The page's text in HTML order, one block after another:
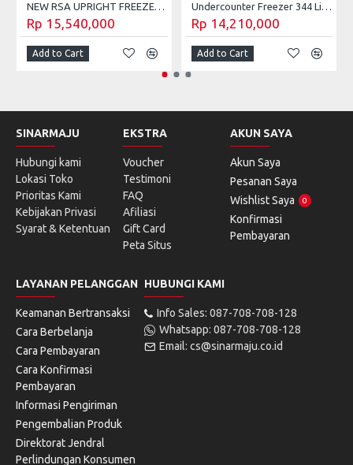
NEW RSA UPRIGHT FREEZER XRF-500-2D
Rp 15,540,000
Add to Cart
Undercounter Freezer 344 Liter RSA XCF-150-2D
Rp 14,210,000
Add to Cart
SINARMAJU
Hubungi kami
Lokasi Toko
Prioritas Kami
Kebijakan Privasi
Syarat & Ketentuan
EKSTRA
Voucher
Testimoni
FAQ
Afiliasi
Gift Card
Peta Situs
AKUN SAYA
Akun Saya
Pesanan Saya
Wishlist Saya
0
Konfirmasi
Pembayaran
LAYANAN PELANGGAN
Keamanan Bertransaksi
Cara Berbelanja
Cara Pembayaran
Cara Konfirmasi
Pembayaran
Informasi Pengiriman
Pengembalian Produk
Direktorat Jendral
Perlindungan Konsumen
HUBUNGI KAMI
Info Sales: 087-708-708-128
Whatsapp: 087-708-708-128
Email: cs@sinarmaju.co.id